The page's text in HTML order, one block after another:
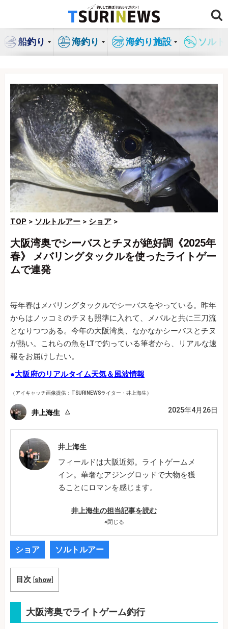
ン
船釣り 海釣り 海釣り施設 ソル
TOP > ソルトルアー > ショア >
大阪湾奥でシーバスとチヌが絶好調《2025年
春》 メバリングタックルを使ったライトゲー
ムで連発
毎年春はメバリングタックルでシーバスをやっている。昨年
からはノッコミのチヌも照準に入れて、メバルと共に三刀流
となりつつある。今年の大阪湾奥、なかなかシーバスとチヌ
が熱い。これらの魚をLTで釣っている筆者から、リアルな速
報をお届けしたい。
●大阪府のリアルタイム天気＆風波情報
（アイキャッチ画像提供：TSURINEWSライター・井上海生）
井上海生 2025年4月26日
井上海生
フィールドは大阪近郊。ライトゲームメ
イン。華奢なアジングロッドで大物を獲
ることにロマンを感じます。
井上海生の担当記事を読む
×閉じる
ショア ソルトルアー
目次 [show]
大阪湾奥でライトゲーム釣行